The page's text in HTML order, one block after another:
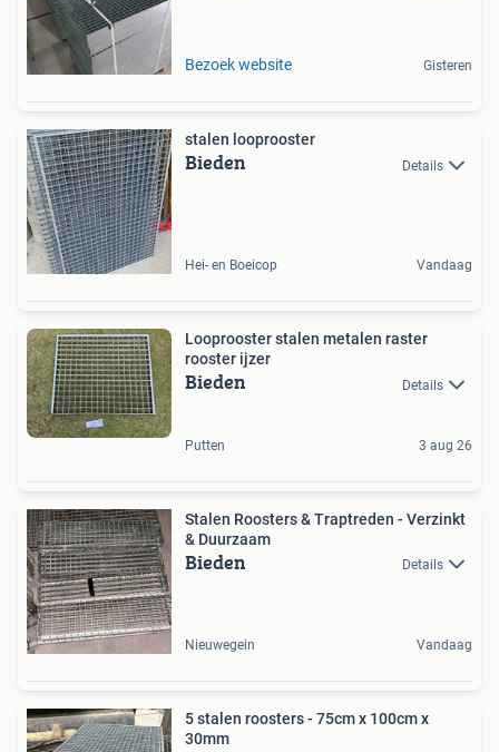
Bezoek website Gisteren
stalen looprooster
Bieden Details
Hei- en Boeicop Vandaag
Looprooster stalen metalen raster
rooster ijzer
Bieden Details
Putten 3 aug 26
Stalen Roosters & Traptreden - Verzinkt
& Duurzaam
Bieden Details
Nieuwegein Vandaag
5 stalen roosters - 75cm x 100cm x
30mm